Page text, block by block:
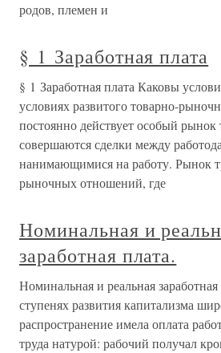
родов, племен и
§ 1 Заработная плата
§ 1 Заработная плата Каковы
условиях развитого товарно-
постоянно действует особый
совершаются сделки между
нанимающимися на работу. Рынок
рыночных отношений, где
Номинальная и
заработная плата.
Номинальная и реальная
ступенях развития капитализма
распространение имела оплата
труда натурой: рабочий получал